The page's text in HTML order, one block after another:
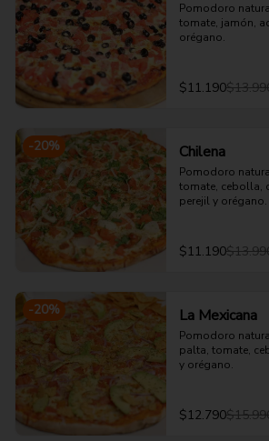
Pomodoro
tomate, jamón,
orégano.
$11.190
-20% Chilena
Pomodoro
tomate, cebolla,
perejil y orégano.
$11.190
-20% La Mexicana
Pomodoro
palta, tomate,
y orégano.
$12.790